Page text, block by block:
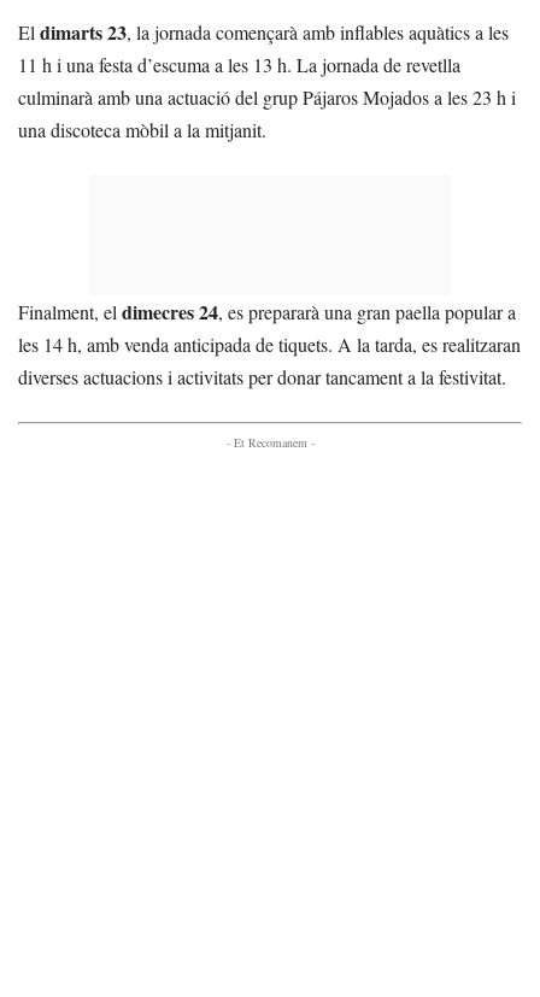
El dimarts 23, la jornada començarà amb inflables aquàtics a les
11 h i una festa d’escuma a les 13 h. La jornada de revetlla
culminarà amb una actuació del grup Pájaros Mojados a les 23 h i
una discoteca mòbil a la mitjanit.
Finalment, el dimecres 24, es prepararà una gran paella popular a
les 14 h, amb venda anticipada de tiquets. A la tarda, es realitzaran
diverses actuacions i activitats per donar tancament a la festivitat.
- Et Recomanem -